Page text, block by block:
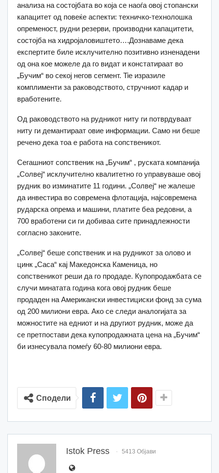
анализа на состојбата во која се наоѓа овој стопански
капацитет од повеќе аспекти: техничко-технолошка
опременост, рудни резерви, производни капацитети,
состојба на хидројаловиштето….Дознаваме дека
експертите биле исклучително позитивно изненадени
од она кое можеле да го видат и констатираат во
„Бучим“ во секој негов сегмент. Tie изразиле
комплименти за раководството, стручниот кадар и
вработените.
Од раководството на рудникот ниту ги потврдуваат
ниту ги демантираат овие информации. Само ни беше
речено дека тоа е работа на сопственикот.
Сегашниот сопственик на „Бучим“ , руската компанија
„Солвеј“ исклучително квалитетно го управуваше овој
рудник во изминатите 11 години. „Солвеј“ не жалеше
да инвестира во современа флотација, најсовремена
рударска опрема и машини, платите беа редовни, а
700 вработени си ги добиваа сите принадлежности
согласно законите.
„Солвеј“ беше сопственик и на рудникот за олово и
цинк „Саса“ кај Македонска Каменица, но
сопственикот реши да го продаде. Купопродажбата се
случи минатата година кога овој рудник беше
продаден на Американски инвестициски фонд за сума
од 200 милиони евра. Ако се следи аналогијата за
можностите на едниот и на другиот рудник, може да
се претпостави дека купопродажната цена на „Бучим“
би изнесувала помеѓу 60-80 милиони евра.
Сподели
Istok Press 5413 Објави